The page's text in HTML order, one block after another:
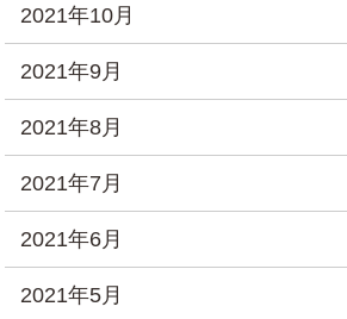
2021年10月
2021年9月
2021年8月
2021年7月
2021年6月
2021年5月